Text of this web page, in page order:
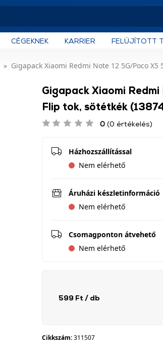
CÉGEKNEK KARRIER FELÚJÍTOTT
Gigapack Xiaomi Redmi Note 12 5G/Poco X5
Gigapack Xiaomi
Flip tok, sötétkék
0 (0 értékelés)
Házhozszállítással
Nem elérhető
Áruházi készletinformáció
Nem elérhető
Csomagponton átvehető
Nem elérhető
599 Ft / db
Cikkszám:311507